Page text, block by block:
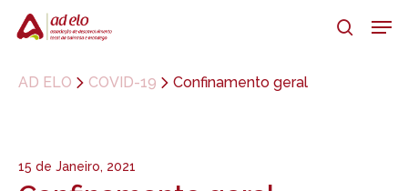
content
search
AD ELO COVID-19 Confinamento geral
15 de Janeiro, 2021